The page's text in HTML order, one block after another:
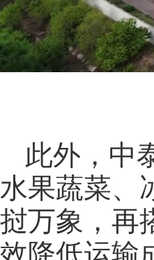
此外，中
水果蔬菜、
挝万象，再